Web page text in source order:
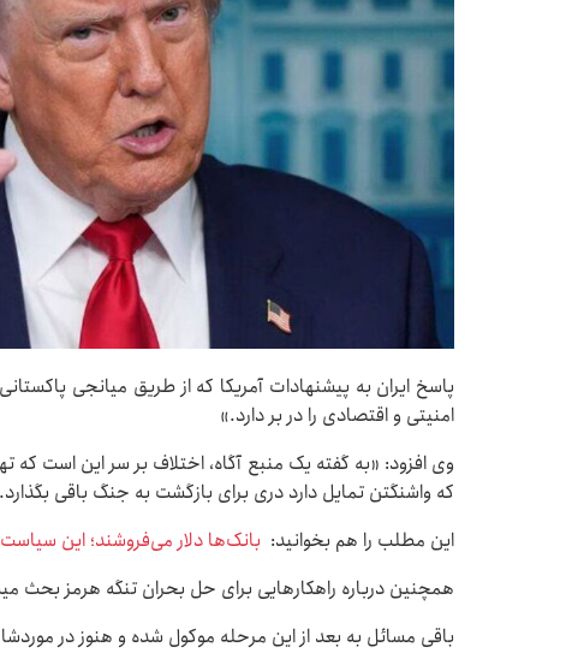
پاسخ ایران به پیشنهادات آمریکا که از طریق میانجی
امنیتی و اقتصادی را در بر دارد.»
وی افزود: «به گفته یک منبع آگاه، اختلاف بر سر این است
که واشنگتن تمایل دارد دری برای بازگشت به جنگ باقی بگذارد.
این مطلب را هم بخوانید: بانک‌ها دلار می‌فروشند؛ این
همچنین درباره راهکارهایی برای حل بحران تنگه هرمز بحث
باقی مسائل به بعد از این مرحله موکول شده و هنوز در